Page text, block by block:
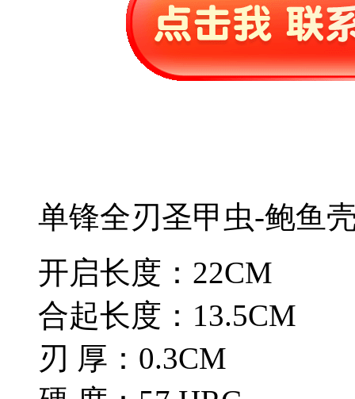
单锋全刃圣甲虫-鲍鱼
开启长度：22CM
合起长度：13.5CM
刃 厚：0.3CM